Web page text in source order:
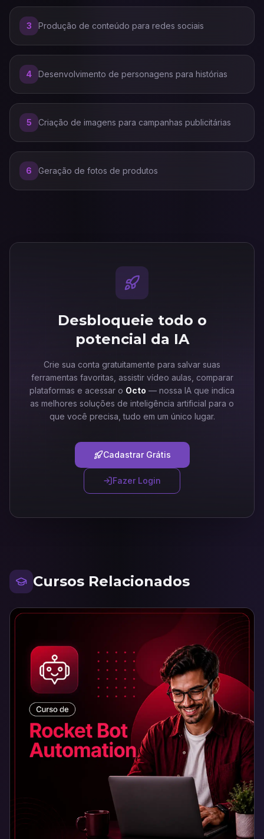
3 Produção de conteúdo para redes sociais
4 Desenvolvimento de personagens para histórias
5 Criação de imagens para campanhas publicitárias
6 Geração de fotos de produtos
Desbloqueie todo o
potencial da IA
Crie sua conta gratuitamente para salvar suas
ferramentas favoritas, assistir vídeo aulas, comparar
plataformas e acessar o Octo — nossa IA que indica
as melhores soluções de inteligência artificial para o
que você precisa, tudo em um único lugar.
Cadastrar Grátis
Fazer Login
Cursos Relacionados